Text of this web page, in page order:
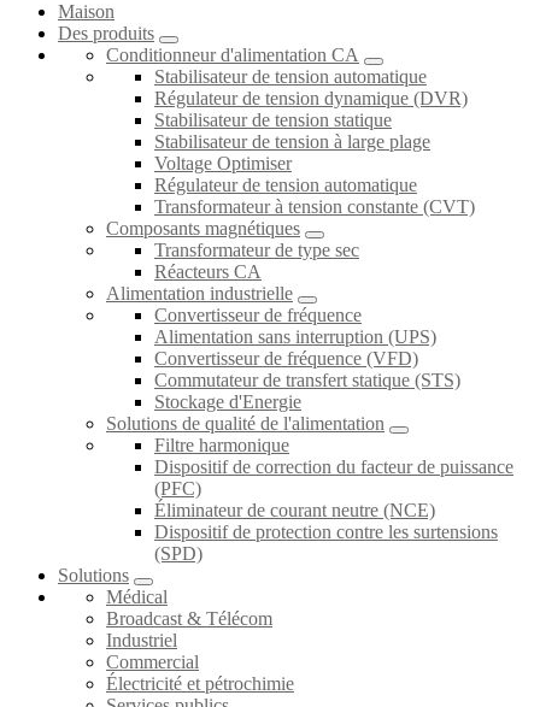
Maison
Des produits
Conditionneur d'alimentation CA
Stabilisateur de tension automatique
Régulateur de tension dynamique (DVR)
Stabilisateur de tension statique
Stabilisateur de tension à large plage
Voltage Optimiser
Régulateur de tension automatique
Transformateur à tension constante (CVT)
Composants magnétiques
Transformateur de type sec
Réacteurs CA
Alimentation industrielle
Convertisseur de fréquence
Alimentation sans interruption (UPS)
Convertisseur de fréquence (VFD)
Commutateur de transfert statique (STS)
Stockage d'Energie
Solutions de qualité de l'alimentation
Filtre harmonique
Dispositif de correction du facteur de puissance
(PFC)
Éliminateur de courant neutre (NCE)
Dispositif de protection contre les surtensions
(SPD)
Solutions
Médical
Broadcast & Télécom
Industriel
Commercial
Électricité et pétrochimie